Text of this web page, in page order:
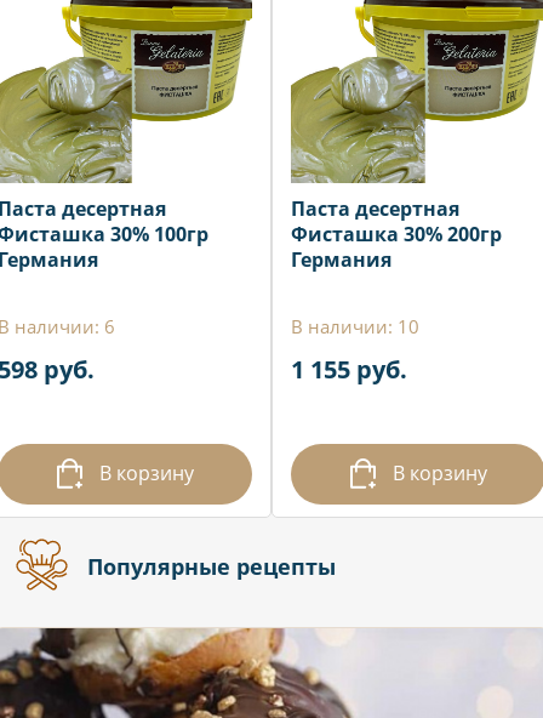
десертная
30% 100гр
наличии: 6
руб.
В корзину
Паста десертная
Фисташка 30% 200гр
Германия
В наличии: 10
1 155 руб.
В корзину
Популярные рецепты